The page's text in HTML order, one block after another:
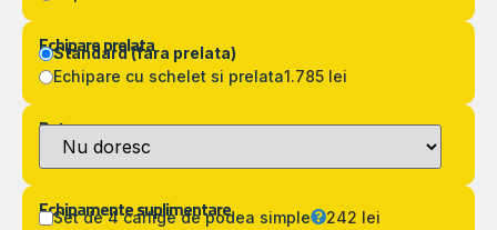
Echipare prelata
Standard (fara prelata)
Echipare cu schelet si prelata1.785 lei
Detarare
Echipamente suplimentare
Set de 4 carlige de podea simple
242 lei